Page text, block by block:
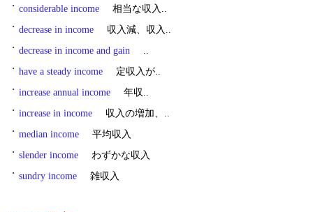
・ considerable income
相当な収入..
・ decrease in income
収入減、収入..
・ decrease in income and gain
..
・ have a steady income
定収入が..
・ increase annual income
年収..
・ increase in income
収入の増加、..
・ median income
平均収入
・ slender income
わずかな収入
・ sundry income 雑収入